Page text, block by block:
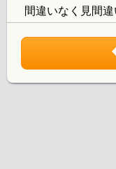
間違いなく見間